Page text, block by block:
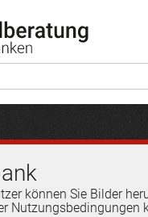
können Sie Bilder
Nutzungsbedingungen